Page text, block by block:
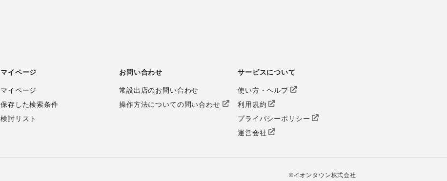
マイページ
マイページ
保存した検索条件
検討リスト
お問い合わせ
常設出店のお問い合わせ
操作方法についての問い合わせ
サービスについて
使い方・ヘルプ
利用規約
プライバシーポリシー
運営会社
©イオンタウン株式会社